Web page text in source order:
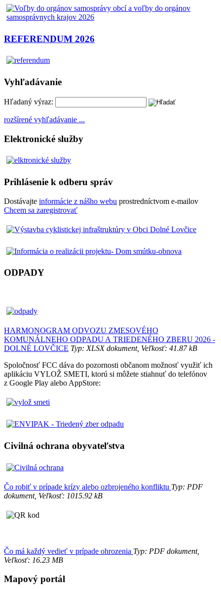
REFERENDUM 2026
Vyhľadávanie
Hľadaný výraz:
rozšírené vyhľadávanie ...
Elektronické služby
Prihlásenie k odberu správ
Dostávajte informácie z nášho webu prostredníctvom e-mailov
Chcem sa zaregistrovať
ODPADY
HARMONOGRAM ODVOZU ZMESOVÉHO
KOMUNÁLNEHO ODPADU A TRIEDENÉHO ZBERU 2026 -
DOLNÉ LOVČICE Typ: XLSX dokument, Veľkosť: 41.87 kB
Spoločnosť FCC dáva do pozornosti občanom možnosť využiť ich
aplikáciu VYLOŽ SMETI, ktorú si môžete stiahnuť do telefónov
z Google Play alebo AppStore:
Civilná ochrana obyvateľstva
Čo robiť v prípade krízy alebo ozbrojeného konfliktu Typ: PDF
dokument, Veľkosť: 1015.92 kB
Čo má každý vedieť v prípade ohrozenia Typ: PDF dokument,
Veľkosť: 16.23 MB
Mapový portál